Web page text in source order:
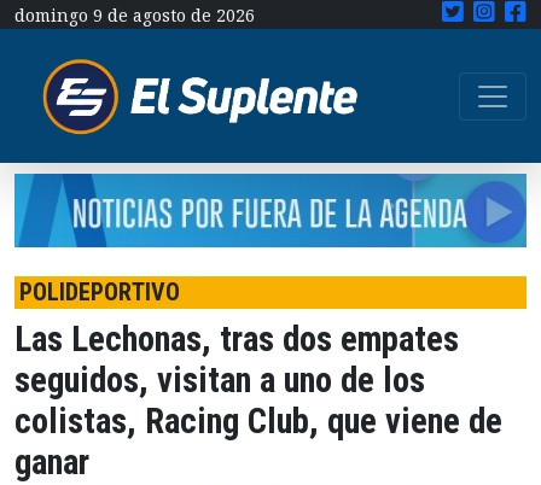
domingo 9 de agosto de 2026
POLIDEPORTIVO
Las Lechonas, tras dos empates
seguidos, visitan a uno de los
colistas, Racing Club, que viene de
ganar